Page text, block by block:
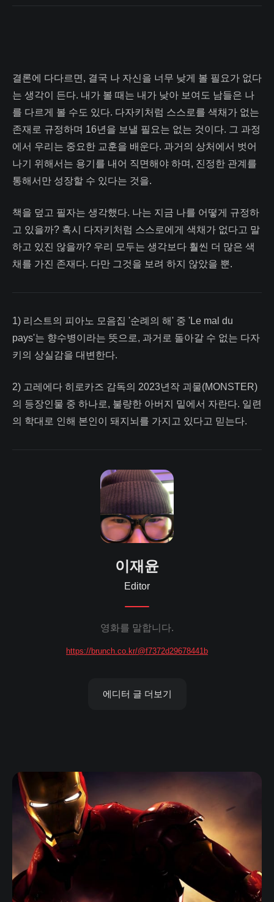
결론에 다다르면, 결국 나 자신을 너무 낮게 볼 필요가 없다
는 생각이 든다. 내가 볼 때는 내가 낮아 보여도 남들은 나
를 다르게 볼 수도 있다. 다자키처럼 스스로를 색채가 없는
존재로 규정하며 16년을 보낼 필요는 없는 것이다. 그 과정
에서 우리는 중요한 교훈을 배운다. 과거의 상처에서 벗어
나기 위해서는 용기를 내어 직면해야 하며, 진정한 관계를
통해서만 성장할 수 있다는 것을.
책을 덮고 필자는 생각했다. 나는 지금 나를 어떻게 규정하
고 있을까? 혹시 다자키처럼 스스로에게 색채가 없다고 말
하고 있진 않을까? 우리 모두는 생각보다 훨씬 더 많은 색
채를 가진 존재다. 다만 그것을 보려 하지 않았을 뿐.
1) 리스트의 피아노 모음집 '순례의 해' 중 'Le mal du
pays'는 향수병이라는 뜻으로, 과거로 돌아갈 수 없는 다자
키의 상실감을 대변한다.
2) 고레에다 히로카즈 감독의 2023년작 괴물(MONSTER)
의 등장인물 중 하나로, 불량한 아버지 밑에서 자란다. 일련
의 학대로 인해 본인이 돼지뇌를 가지고 있다고 믿는다.
이재윤
Editor
영화를 말합니다.
https://brunch.co.kr/@f7372d29678441b
에디터 글 더보기